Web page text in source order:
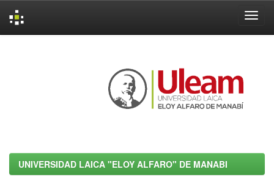
UNIVERSIDAD LAICA "ELOY ALFARO" DE MANABI